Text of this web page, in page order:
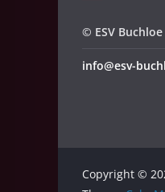
© ESV
info@esv-
Copyright ©